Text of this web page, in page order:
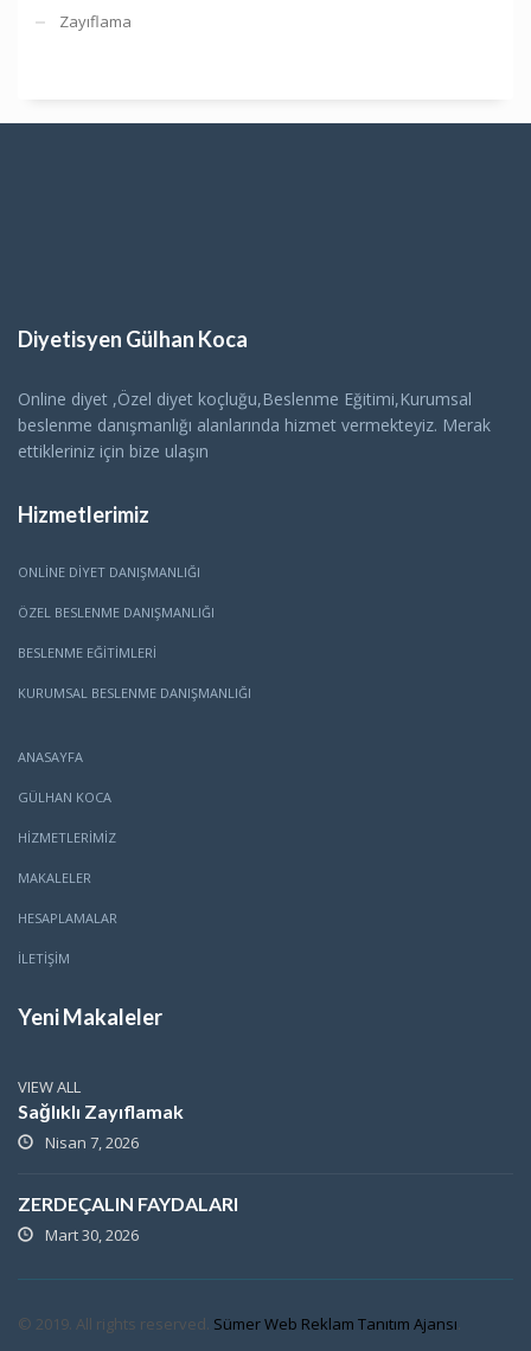
Zayıflama
Diyetisyen Gülhan Koca
Online diyet ,Özel diyet koçluğu,Beslenme Eğitimi,Kurumsal
beslenme danışmanlığı alanlarında hizmet vermekteyiz. Merak
ettikleriniz için bize ulaşın
Hizmetlerimiz
ONLINE DIYET DANIŞMANLIĞI
ÖZEL BESLENME DANIŞMANLIĞI
BESLENME EĞITIMLERI
KURUMSAL BESLENME DANIŞMANLIĞI
ANASAYFA
GÜLHAN KOCA
HİZMETLERİMİZ
MAKALELER
HESAPLAMALAR
İLETİŞİM
Yeni Makaleler
VIEW ALL
Sağlıklı Zayıflamak
Nisan 7, 2026
ZERDEÇALIN FAYDALARI
Mart 30, 2026
© 2019. All rights reserved. Sümer Web Reklam Tanıtım Ajansı.